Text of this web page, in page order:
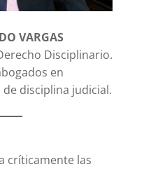
VARGAS
Disciplinario.
en
disciplina judicial.
críticamente las